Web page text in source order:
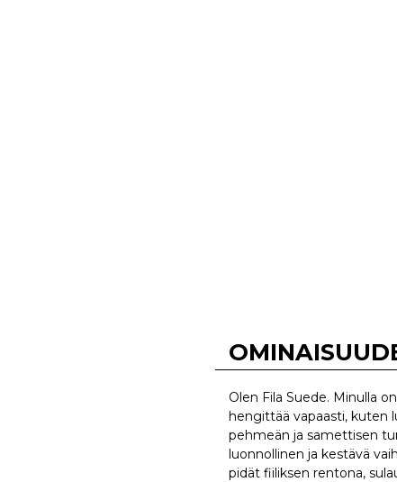
Olen Fila Suede. Minulla
hengittää vapaasti, kuten
pehmeän ja samettisen
luonnollinen ja kestävä
pidät fiiliksen rentona,